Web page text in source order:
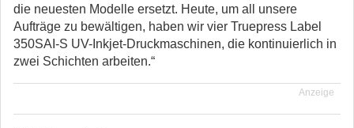
die neuesten Modelle ersetzt. Heute, um all unsere
Aufträge zu bewältigen, haben wir vier Truepress Label
350SAI-S UV-Inkjet-Druckmaschinen, die kontinuierlich in
zwei Schichten arbeiten.“
Anzeige